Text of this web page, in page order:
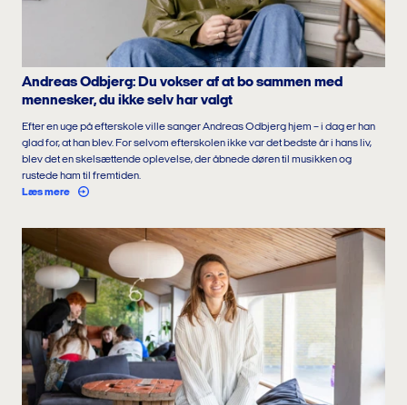
Andreas Odbjerg: Du vokser af at bo sammen med
mennesker, du ikke selv har valgt
Efter en uge på efterskole ville sanger Andreas Odbjerg hjem – i dag er han
glad for, at han blev. For selvom efterskolen ikke var det bedste år i hans liv,
blev det en skelsættende oplevelse, der åbnede døren til musikken og
rustede ham til fremtiden.
Læs mere